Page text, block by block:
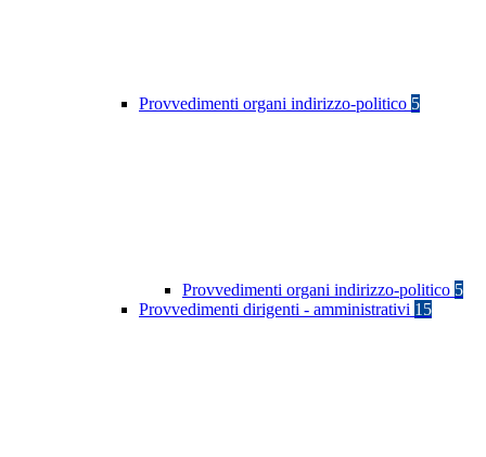
Provvedimenti organi indirizzo-politico 5
Provvedimenti organi indirizzo-politico 5
Provvedimenti dirigenti - amministrativi 15